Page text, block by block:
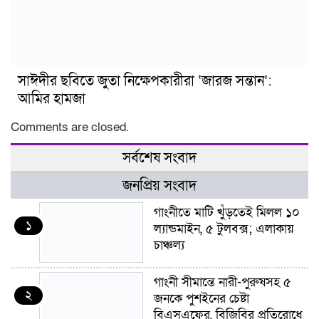
সাঈদীর ছবিতে জুতা নিক্ষেপকারীরা ‘জারজ সন্তান’:
আমির হামজা
Comments are closed.
সর্বশেষ সংবাদ
জনপ্রিয় সংবাদ
১
গাংনীতে মাটি খুঁড়তেই মিলল ১০
ল্যান্ডমাইন, ৫ টুলবক্স; এলাকায়
চাঞ্চল্য
২
গাংনী সীমান্তে নারী-পুরুষসহ ৫
জনকে পুশইনের চেষ্টা
বিএসএফের, বিজিবির প্রতিরোধে